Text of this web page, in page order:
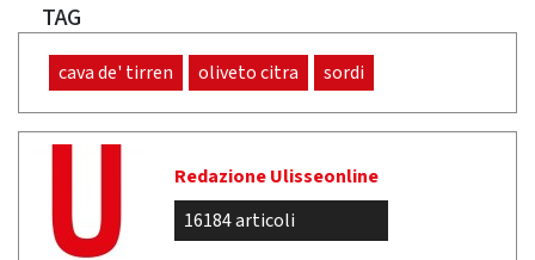
TAG
cava de' tirren oliveto citra sordi
Redazione Ulisseonline
16184 articoli